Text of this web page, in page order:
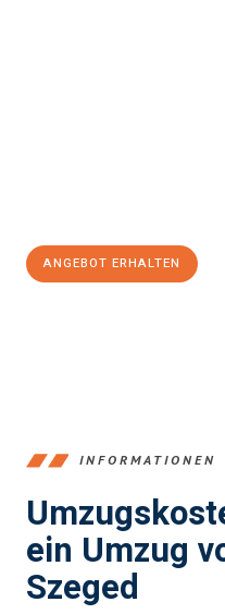
ANGEBOT ERHALTEN
INFORMATIONEN
ein Umzug
Szeged